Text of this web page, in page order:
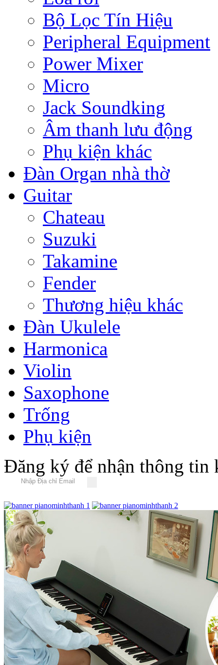
Bộ Lọc Tín Hiệu
Peripheral Equipment
Power Mixer
Micro
Jack Soundking
Âm thanh lưu động
Phụ kiện khác
Đàn Organ nhà thờ
Guitar
Chateau
Suzuki
Takamine
Fender
Thương hiệu khác
Đàn Ukulele
Harmonica
Violin
Saxophone
Trống
Phụ kiện
Đăng ký để nhận thông tin